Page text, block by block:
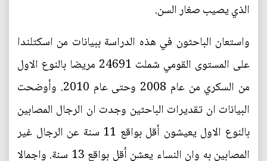
الذي يصيب صغار السن.
واستعان الباحثون في هذه الدراسة ببيانات من اسكتلندا
على المستوى القومي شملت 24691 مريضا بالنوع الاول
من السكري من عام 2008 وحتى عام 2010. وأوضحت
البيانات ان تقديرات الباحثين وجدت ان الرجال المصابين
بالنوع الاول يعيشون أقل بواقع 11 سنة عن الرجال غير
المصابين به وان النساء يعشن أقل بواقع 13 سنة. واجمالا